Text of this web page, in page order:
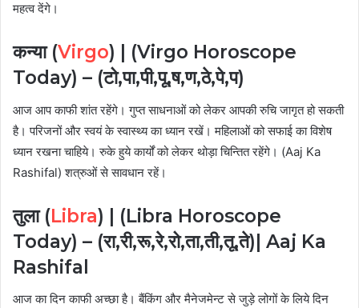
महत्व देंगे।
कन्या (Virgo) | (Virgo Horoscope
Today) – (टो,पा,पी,पू,ष,ण,ठे,पे,प)
आज आप काफी शांत रहेंगे। गुप्त साधनाओं को लेकर आपकी रुचि जागृत हो सकती
है। परिजनों और स्वयं के स्वास्थ्य का ध्यान रखें। महिलाओं को सफाई का विशेष
ध्यान रखना चाहिये। रुके हुये कार्यों को लेकर थोड़ा चिन्तित रहेंगे। (Aaj Ka
Rashifal) शत्रुओं से सावधान रहें।
तुला (Libra) | (Libra Horoscope
Today) – (रा,री,रू,रे,रो,ता,ती,तू,ते)| Aaj Ka
Rashifal
आज का दिन काफी अच्छा है। बैंकिंग और मैनेजमेन्ट से जुड़े लोगों के लिये दिन